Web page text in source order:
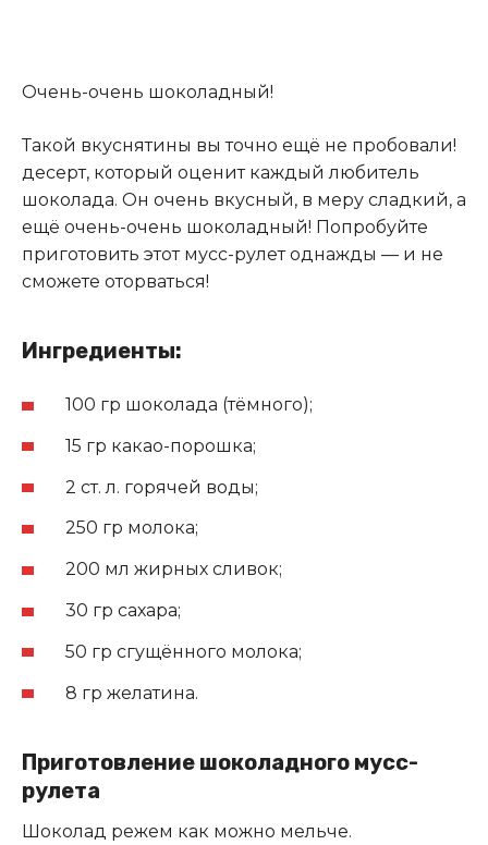
Очень-очень шоколадный!
Такой вкуснятины вы точно ещё не пробовали!
десерт, который оценит каждый любитель
шоколада. Он очень вкусный, в меру сладкий, а
ещё очень-очень шоколадный! Попробуйте
приготовить этот мусс-рулет однажды — и не
сможете оторваться!
Ингредиенты:
100 гр шоколада (тёмного);
15 гр какао-порошка;
2 ст. л. горячей воды;
250 гр молока;
200 мл жирных сливок;
30 гр сахара;
50 гр сгущённого молока;
8 гр желатина.
Приготовление шоколадного мусс-
рулета
Шоколад режем как можно мельче.